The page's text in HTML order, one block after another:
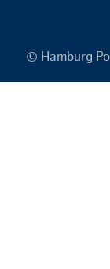
© Hamburg